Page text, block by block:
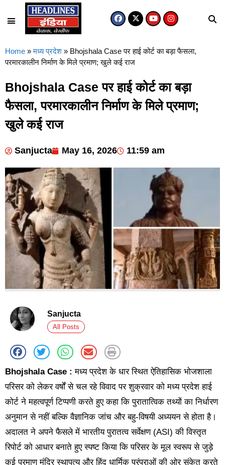
Home » मध्य प्रदेश » Bhojshala Case पर हाई कोर्ट का बड़ा फैसला,
परमारकालीन निर्माण के मिले प्रमाण; खुले कई राज
Bhojshala Case पर हाई कोर्ट का बड़ा
फैसला, परमारकालीन निर्माण के मिले प्रमाण;
खुले कई राज
Sanjucta May 16, 2026 11:59 am
Sanjucta
All Posts
Bhojshala Case : मध्य प्रदेश के धार स्थित ऐतिहासिक भोजशाला
परिसर को लेकर वर्षों से चल रहे विवाद पर शुक्रवार को मध्य प्रदेश हाई
कोर्ट ने महत्वपूर्ण टिप्पणी करते हुए कहा कि पुरातात्विक तथ्यों का निर्धारण
अनुमान से नहीं बल्कि वैज्ञानिक जांच और बहु-विषयी अध्ययन से होता है।
अदालत ने अपने फैसले में भारतीय पुरातत्व सर्वेक्षण (ASI) की विस्तृत
रिपोर्ट को आधार बनाते हुए स्पष्ट किया कि परिसर के मूल स्वरूप से जुड़े
कई प्रमाण मंदिर स्थापत्य और हिंदू धार्मिक परंपराओं की ओर संकेत करते